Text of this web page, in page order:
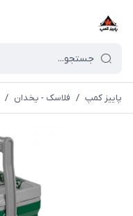
پاییز کمپ / فلاسک - یخدان /